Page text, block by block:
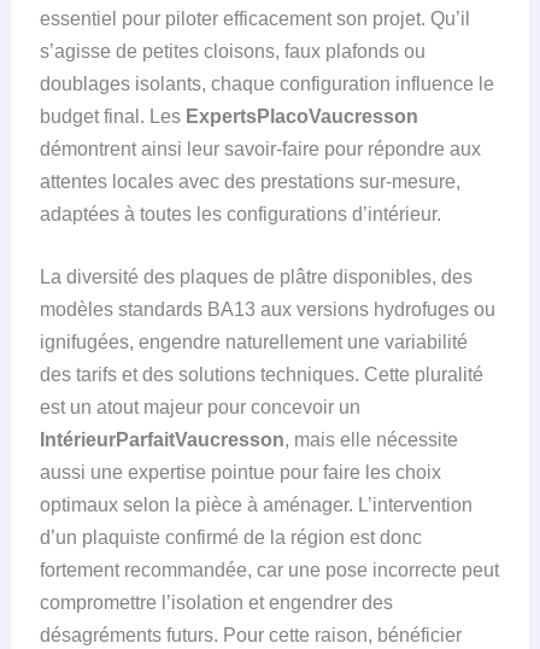
essentiel pour piloter efficacement son projet. Qu’il
s’agisse de petites cloisons, faux plafonds ou
doublages isolants, chaque configuration influence le
budget final. Les ExpertsPlacoVaucresson
démontrent ainsi leur savoir-faire pour répondre aux
attentes locales avec des prestations sur-mesure,
adaptées à toutes les configurations d’intérieur.
La diversité des plaques de plâtre disponibles, des
modèles standards BA13 aux versions hydrofuges ou
ignifugées, engendre naturellement une variabilité
des tarifs et des solutions techniques. Cette pluralité
est un atout majeur pour concevoir un
IntérieurParfaitVaucresson, mais elle nécessite
aussi une expertise pointue pour faire les choix
optimaux selon la pièce à aménager. L’intervention
d’un plaquiste confirmé de la région est donc
fortement recommandée, car une pose incorrecte peut
compromettre l’isolation et engendrer des
désagréments futurs. Pour cette raison, bénéficier